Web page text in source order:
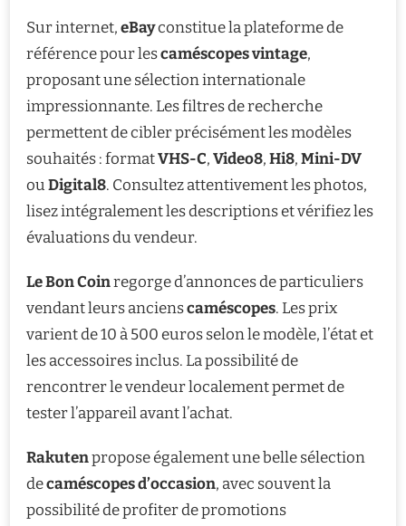
Sur internet,eBayconstitue la plateforme de
référence pour lescaméscopes vintage,
proposant une sélection internationale
impressionnante. Les filtres de recherche
permettent de cibler précisément les modèles
souhaités : formatVHS-C,Video8,Hi8,Mini-DV
ouDigital8. Consultez attentivement les photos,
lisez intégralement les descriptions et vérifiez les
évaluations du vendeur.
Le Bon Coinregorge d’annonces de particuliers
vendant leurs ancienscaméscopes. Les prix
varient de 10 à 500 euros selon le modèle, l’état et
les accessoires inclus. La possibilité de
rencontrer le vendeur localement permet de
tester l’appareil avant l’achat.
Rakutenpropose également une belle sélection
decaméscopes d’occasion, avec souvent la
possibilité de profiter de promotions